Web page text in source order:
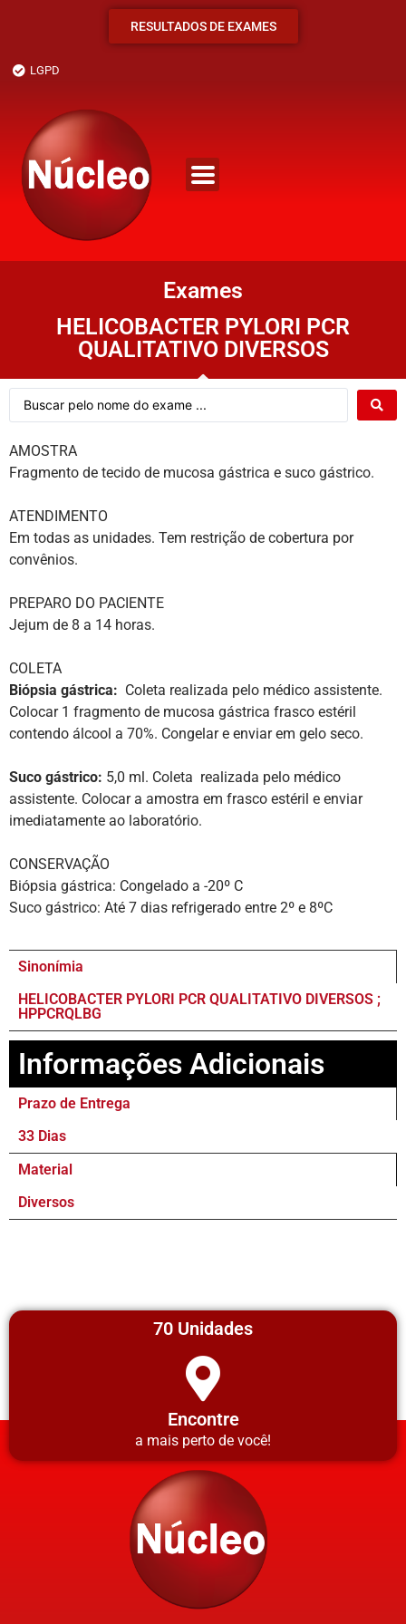
RESULTADOS DE EXAMES
LGPD
Exames
HELICOBACTER PYLORI PCR
QUALITATIVO DIVERSOS
AMOSTRA
Fragmento de tecido de mucosa gástrica e suco gástrico.
ATENDIMENTO
Em todas as unidades. Tem restrição de cobertura por
convênios.
PREPARO DO PACIENTE
Jejum de 8 a 14 horas.
COLETA
Biópsia gástrica: Coleta realizada pelo médico assistente.
Colocar 1 fragmento de mucosa gástrica frasco estéril
contendo álcool a 70%. Congelar e enviar em gelo seco.
Suco gástrico: 5,0 ml. Coleta realizada pelo médico
assistente. Colocar a amostra em frasco estéril e enviar
imediatamente ao laboratório.
CONSERVAÇÃO
Biópsia gástrica: Congelado a -20º C
Suco gástrico: Até 7 dias refrigerado entre 2º e 8ºC
Sinonímia
HELICOBACTER PYLORI PCR QUALITATIVO DIVERSOS ;
HPPCRQLBG
Informações Adicionais
Prazo de Entrega
33 Dias
Material
Diversos
70 Unidades
Encontre
a mais perto de você!